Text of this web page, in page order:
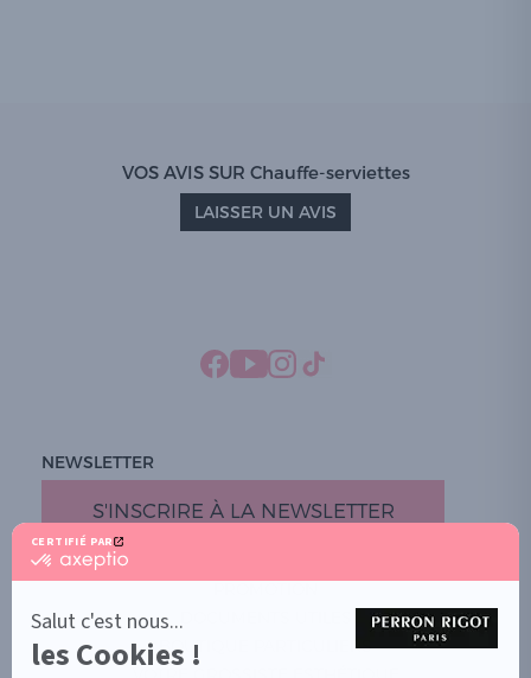
CERTIFIÉ PAR
certifié
En
savoir
plus
Salut c'est nous...
les Cookies !
VOS AVIS SUR Chauffe-serviettes
LAISSER UN AVIS
NEWSLETTER
S'INSCRIRE À LA NEWSLETTER
BOUTIQUE PARTICULIERS